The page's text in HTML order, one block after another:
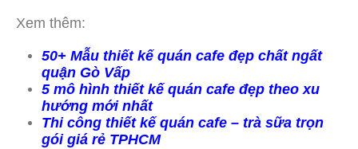
Xem thêm:
50+ Mẫu thiết kế quán cafe đẹp chất ngất
quận Gò Vấp
5 mô hình thiết kế quán cafe đẹp theo xu
hướng mới nhất
Thi công thiết kế quán cafe – trà sữa trọn
gói giá rẻ TPHCM